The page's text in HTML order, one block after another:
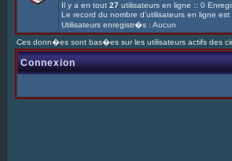
Il y a en tout 27 utilisateurs en ligne :: 0
Le record du nombre d'utilisateurs en ligne est
Utilisateurs enregistr�s : Aucun
Ces donn�es sont bas�es sur les utilisateurs actifs des
Connexion